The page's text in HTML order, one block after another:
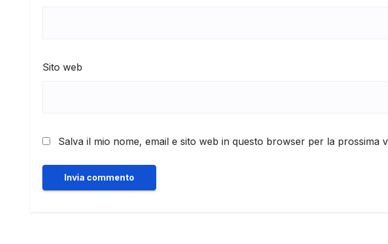
Sito web
Salva il mio nome, email e sito web in questo browser per la prossima